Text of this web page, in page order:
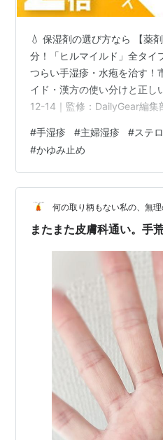
💧 保湿剤の選び方なら 【薬
分！「ヒルマイルド」全タイ
つらい手湿疹・水疱を治す！
イド・漢方の使い分けと正
12-14｜監修：DailyGear編集
い…」それは単なる手荒れで
疹）」かもしれません。治療
を抑える薬が必要です。今回
（アンテドラッグ）」「漢方
合わせた最適な治療薬4選を
療アドバイス 1. 痒み…
#手湿疹 #主婦湿疹 #ステ
#かゆみ止め
何の取り柄もない私の、無
またまた皮膚科通い。手